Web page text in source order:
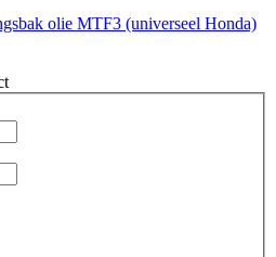
olie MTF3 (universeel Honda)